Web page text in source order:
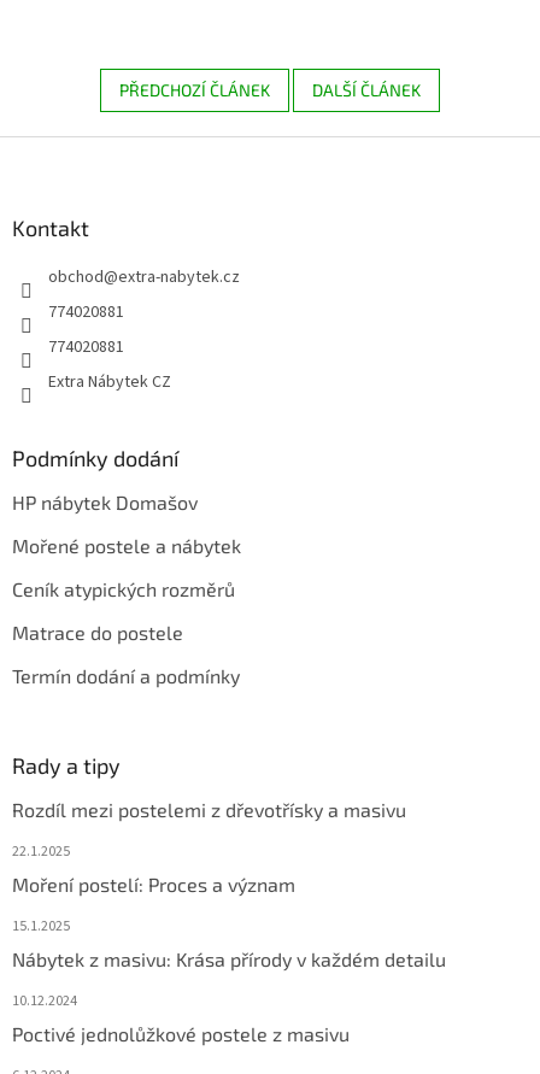
PŘEDCHOZÍ ČLÁNEK DALŠÍ ČLÁNEK
Kontakt
obchod@extra-nabytek.cz
774020881
774020881
Extra Nábytek CZ
Podmínky dodání
HP nábytek Domašov
Mořené postele a nábytek
Ceník atypických rozměrů
Matrace do postele
Termín dodání a podmínky
Rady a tipy
Rozdíl mezi postelemi z dřevotřísky a masivu
22.1.2025
Moření postelí: Proces a význam
15.1.2025
Nábytek z masivu: Krása přírody v každém detailu
10.12.2024
Poctivé jednolůžkové postele z masivu